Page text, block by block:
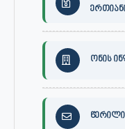
ონის